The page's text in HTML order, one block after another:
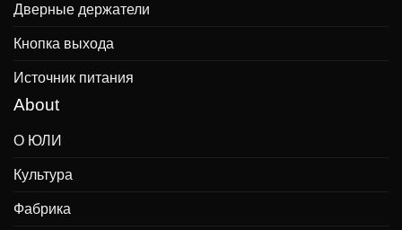
Дверные держатели
Кнопка выхода
Источник питания
About
О ЮЛИ
Культура
Фабрика